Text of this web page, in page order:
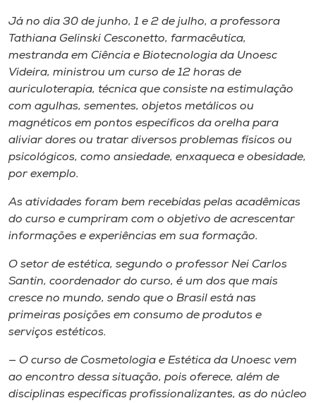
Já no dia 30 de junho, 1 e 2 de julho, a professora
Tathiana Gelinski Cesconetto, farmacêutica,
mestranda em Ciência e Biotecnologia da Unoesc
Videira, ministrou um curso de 12 horas de
auriculoterapia, técnica que consiste na estimulação
com agulhas, sementes, objetos metálicos ou
magnéticos em pontos específicos da orelha para
aliviar dores ou tratar diversos problemas físicos ou
psicológicos, como ansiedade, enxaqueca e obesidade,
por exemplo.
As atividades foram bem recebidas pelas acadêmicas
do curso e cumpriram com o objetivo de acrescentar
informações e experiências em sua formação.
O setor de estética, segundo o professor Nei Carlos
Santin, coordenador do curso, é um dos que mais
cresce no mundo, sendo que o Brasil está nas
primeiras posições em consumo de produtos e
serviços estéticos.
— O curso de Cosmetologia e Estética da Unoesc vem
ao encontro dessa situação, pois oferece, além de
disciplinas específicas profissionalizantes, as do núcleo